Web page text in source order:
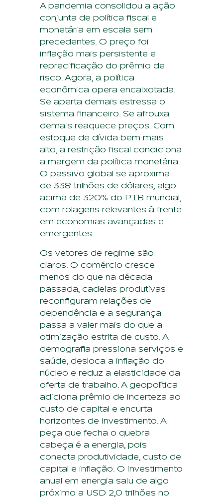
A pandemia consolidou a ação
conjunta de política fiscal e
monetária em escala sem
precedentes. O preço foi
inflação mais persistente e
reprecificação do prêmio de
risco. Agora, a política
econômica opera encaixotada.
Se aperta demais estressa o
sistema financeiro. Se afrouxa
demais reaquece preços. Com
estoque de dívida bem mais
alto, a restrição fiscal condiciona
a margem da política monetária.
O passivo global se aproxima
de 338 trilhões de dólares, algo
acima de 320% do PIB mundial,
com rolagens relevantes à frente
em economias avançadas e
emergentes.
Os vetores de regime são
claros. O comércio cresce
menos do que na década
passada, cadeias produtivas
reconfiguram relações de
dependência e a segurança
passa a valer mais do que a
otimização estrita de custo. A
demografia pressiona serviços e
saúde, desloca a inflação do
núcleo e reduz a elasticidade da
oferta de trabalho. A geopolítica
adiciona prêmio de incerteza ao
custo de capital e encurta
horizontes de investimento. A
peça que fecha o quebra
cabeça é a energia, pois
conecta produtividade, custo de
capital e inflação. O investimento
anual em energia saiu de algo
próximo a USD 2,0 trilhões no